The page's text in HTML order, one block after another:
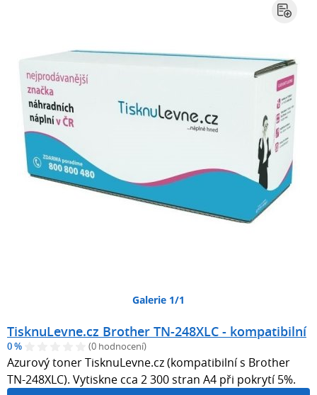
Galerie 1/1
TisknuLevne.cz Brother TN-248XLC - kompatibilní
0 % (0 hodnocení)
Azurový toner TisknuLevne.cz (kompatibilní s Brother
TN-248XLC). Vytiskne cca 2 300 stran A4 při pokrytí 5%.